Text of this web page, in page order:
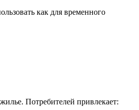
как для временного
Потребителей привлекает: